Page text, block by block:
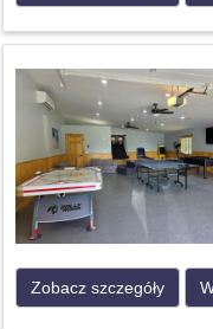
Zobacz szczegóły